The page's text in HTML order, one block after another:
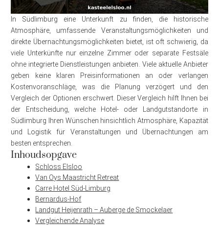
In Südlimburg eine Unterkunft zu finden, die historische
Atmosphäre, umfassende Veranstaltungsmöglichkeiten und
direkte Übernachtungsmöglichkeiten bietet, ist oft schwierig, da
viele Unterkünfte nur einzelne Zimmer oder separate Festsäle
ohne integrierte Dienstleistungen anbieten. Viele aktuelle Anbieter
geben keine klaren Preisinformationen an oder verlangen
Kostenvoranschläge, was die Planung verzögert und den
Vergleich der Optionen erschwert. Dieser Vergleich hilft Ihnen bei
der Entscheidung, welche Hotel- oder Landgutstandorte in
Südlimburg Ihren Wünschen hinsichtlich Atmosphäre, Kapazität
und Logistik für Veranstaltungen und Übernachtungen am
besten entsprechen.
Inhoudsopgave
Schloss Elsloo
Van Oys Maastricht Retreat
Carre Hotel Süd-Limburg
Bernardus-Hof
Landgut Heijenrath – Auberge de Smockelaer
Vergleichende Analyse